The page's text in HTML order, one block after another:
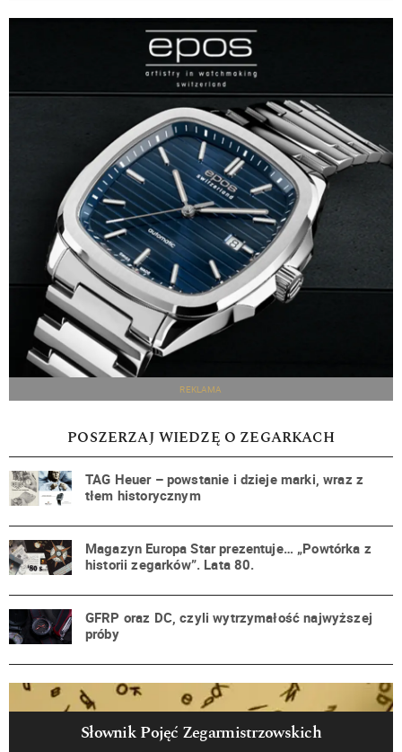
REKLAMA
POSZERZAJ WIEDZĘ O ZEGARKACH
TAG Heuer – powstanie i dzieje marki, wraz z
tłem historycznym
Magazyn Europa Star prezentuje… „Powtórka z
historii zegarków”. Lata 80.
GFRP oraz DC, czyli wytrzymałość najwyższej
próby
Słownik Pojęć Zegarmistrzowskich